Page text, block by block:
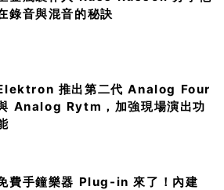
錄音與混音的秘訣
推出第二代 Analog Four
Analog Rytm，加強現場演出功
費手鐘樂器 Plug-in 來了！內建